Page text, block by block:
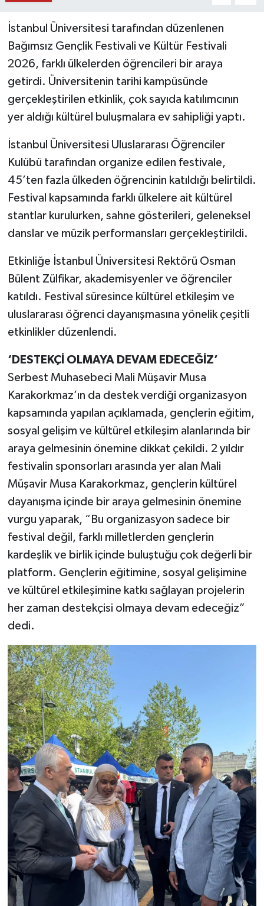
İstanbul Üniversitesi tarafından düzenlenen
Bağımsız Gençlik Festivali ve Kültür Festivali
2026, farklı ülkelerden öğrencileri bir araya
getirdi. Üniversitenin tarihi kampüsünde
gerçekleştirilen etkinlik, çok sayıda katılımcının
yer aldığı kültürel buluşmalara ev sahipliği yaptı.
İstanbul Üniversitesi Uluslararası Öğrenciler
Kulübü tarafından organize edilen festivale,
45’ten fazla ülkeden öğrencinin katıldığı belirtildi.
Festival kapsamında farklı ülkelere ait kültürel
stantlar kurulurken, sahne gösterileri, geleneksel
danslar ve müzik performansları gerçekleştirildi.
Etkinliğe İstanbul Üniversitesi Rektörü Osman
Bülent Zülfikar, akademisyenler ve öğrenciler
katıldı. Festival süresince kültürel etkileşim ve
uluslararası öğrenci dayanışmasına yönelik çeşitli
etkinlikler düzenlendi.
‘DESTEKÇİ OLMAYA DEVAM EDECEĞİZ’
Serbest Muhasebeci Mali Müşavir Musa
Karakorkmaz’ın da destek verdiği organizasyon
kapsamında yapılan açıklamada, gençlerin eğitim,
sosyal gelişim ve kültürel etkileşim alanlarında bir
araya gelmesinin önemine dikkat çekildi. 2 yıldır
festivalin sponsorları arasında yer alan Mali
Müşavir Musa Karakorkmaz, gençlerin kültürel
dayanışma içinde bir araya gelmesinin önemine
vurgu yaparak, “Bu organizasyon sadece bir
festival değil, farklı milletlerden gençlerin
kardeşlik ve birlik içinde buluştuğu çok değerli bir
platform. Gençlerin eğitimine, sosyal gelişimine
ve kültürel etkileşimine katkı sağlayan projelerin
her zaman destekçisi olmaya devam edeceğiz”
dedi.
RESMİ İLAN
MAGAZİN